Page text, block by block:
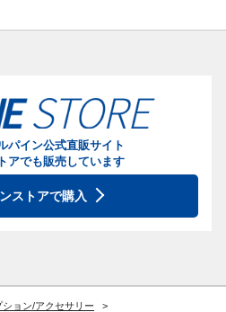
パイン公式直販サイト
アでも販売しています
ストアで購入
ション/アクセサリー